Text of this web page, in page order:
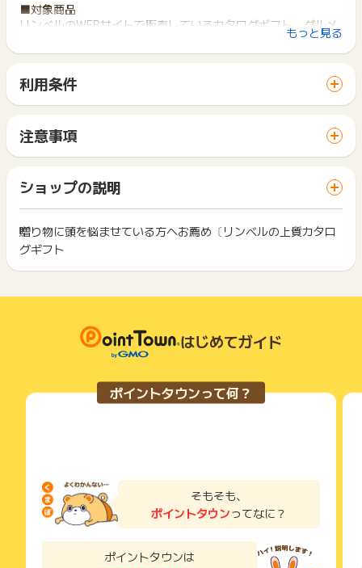
■対象商品
リンベルのWEBサイトで販売しているカタログギフト、グルメ
場合はポイント獲得対象外です。
※ポイントに関するお問い合わせは、
ポイントタウンのサポート
までお問い合わせください。ポイントについて、広告主に直接
お問い合わせをした場合、ポイント獲得対象外となる場合がご
もっと見る
利用条件
サイトに移動してからお申し込みやお買い物が完了するまでの
間に、同じブラウザ（※）で他のサイトに移動した場合はポイン
ト獲得ができません。
「 ショッピングでポイントGET 」ボタンを押した時とサービ
ス・お買い物利用時で、デバイス・ブラウザが異なる場合はポ
イント獲得ができません。
2回以上同じお買い物・サービスをご利用される場合は、毎回
ポイントタウンに戻り、「 ショッピングでポイントGET 」ボ
下記の事項に該当する場合、広告主側で対象外とみなし、「獲
・同一端末や同一世帯で、繰り返し利用不可のサービス・お買
い物を複数回ご利用された場合
・他のポイントサイトや比較サイト、検索サイトなどを経由し
ご利用前には、Cookieの削除をおこなっていただくことを推奨
します。
読みください。
お申し込みやお買い物後、利用したサイトから送られる購入完
注意事項
一部のサービスにつきましては、1商品につき10円単位の金額
は切り捨てとなります。
ポイント獲得が1ポイント未満のものは切り捨てとなり、ポイ
ント履歴には記載されません。
原則として広告主側のポイント等を利用して支払われた金額分
につきましては、ポイントタウンのポイント獲得の対象には含
まれません。
各サービス・お買い物の獲得ポイントや獲得条件、キャンペー
ン期間が予告なしに変更される場合がございますが、ご利用さ
条件を達成しているかどうかは各広告主ではなく、代理店が行
っているため、広告主はポイントに関する詳細を把握しており
広告に遷移しない場合は掲載が終了となっておりポイントが獲
得できませんので、ご注意くださいませ。
※キャンセル・不備・いたずら・商品受取拒否及び不着、返品の
場合はポイント獲得対象外です。
ショップの説明
贈り物に頭を悩ませている方へお薦め〔リンベルの上質カタロ
グギフト
はじめてガイド
ポイントタウンって何？
そもそも、
ポイントタウンってなに？
ポイントタウンは